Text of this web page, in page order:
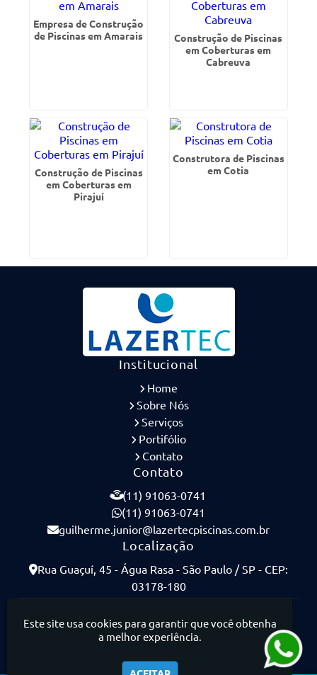
Empresa de Construção
de Piscinas em Amarais
Construção de Piscinas
em Coberturas em
Cabreuva
Construção de Piscinas
em Coberturas em
Pirajuí
Construtora de Piscinas
em Cotia
Institucional
Home
Sobre Nós
Serviços
Portifólio
Contato
Contato
(11) 91063-0741
(11) 91063-0741
guilherme.junior@lazertecpiscinas.com.br
Localização
Rua Guaçuí, 45 - Água Rasa - São Paulo / SP - CEP:
03178-180
Este site usa cookies para garantir que você obtenha
a melhor experiência.